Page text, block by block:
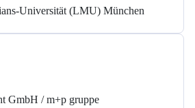
Universität (LMU) München
GmbH / m+p gruppe